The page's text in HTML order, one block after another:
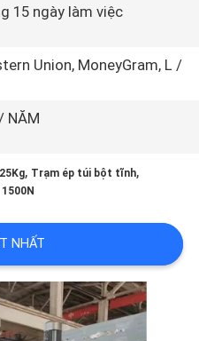
15 ngày làm việc
Union, MoneyGram, L /
NĂM
, Trạm ép túi bột tĩnh,
NHẤT